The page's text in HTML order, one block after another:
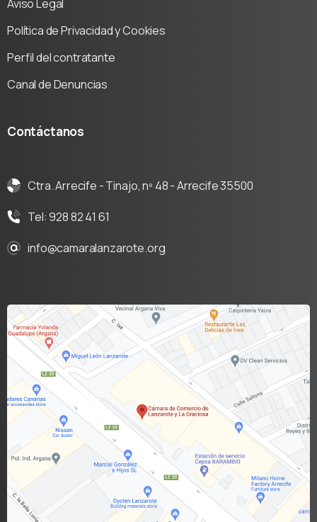
Aviso Legal
Política de Privacidad y Cookies
Perfil del contratante
Canal de Denuncias
Contáctanos
Ctra. Arrecife - Tinajo, nº 48 - Arrecife 35500
Tel: 928 82 41 61
info@camaralanzarote.org